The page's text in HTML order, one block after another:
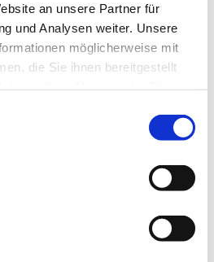
an unsere Partner für
und Analysen weiter. Unsere
möglicherweise mit
die Sie ihnen bereitgestellt
Sie auch